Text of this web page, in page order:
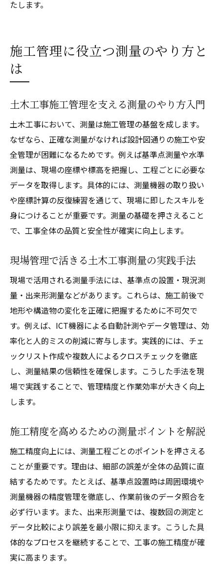
たします。
施工管理に役立つ測量のやり方と
は
土木工事施工管理を支える測量のやり方入門
土木工事において、測量は施工管理の基盤を成します。
なぜなら、正確な測量がなければ設計図通りの施工や安
全管理が困難になるためです。例えば基準点測量や水準
測量は、現場の座標や標高を把握し、工程ごとに必要な
データを取得します。具体的には、測量機器の取り扱い
や座標計算の反復練習を通じて、現場に即したスキルを
身につけることが重要です。測量の基礎を押さえること
で、工事全体の品質と安全性が確実に向上します。
現場管理で活きる土木工事測量の実践手法
現場で活用される測量手法には、基準点の設置・現況測
量・出来形測量などがあります。これらは、施工前後で
地形や構造物の変化を正確に把握するために不可欠で
す。例えば、ICT機器による自動計測やデータ管理は、効
率化と人的ミスの削減に寄与します。実践的には、チェ
ックリスト作成や複数人によるクロスチェックを徹底
し、測量結果の信頼性を確保します。こうした手法を現
場で実践することで、管理精度と作業効率が大きく向上
します。
施工精度を高めるための測量ポイントを解説
施工精度向上には、測量工程ごとのポイントを押さえる
ことが重要です。理由は、細部の誤差が全体の品質に直
結するためです。たとえば、基準点設置時は周囲環境や
測量機器の精度管理を徹底し、作業前後のデータ照合を
必ず行います。また、出来形測量では、複数回の測定と
データ比較により誤差を最小限に抑えます。こうした具
体的なプロセスを継続することで、工事の施工精度が確
実に高まります。